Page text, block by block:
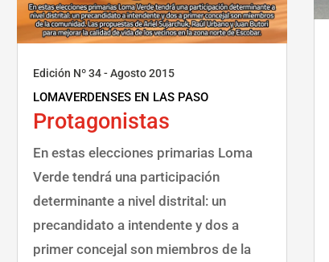
Edición Nº 34 - Agosto 2015
LOMAVERDENSES EN LAS PASO
Protagonistas
En estas elecciones primarias Loma
Verde tendrá una participación
determinante a nivel distrital: un
precandidato a intendente y dos a
primer concejal son miembros de la